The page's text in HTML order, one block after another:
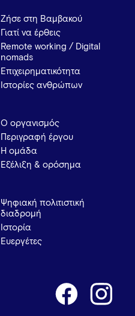
Ζήσε στη Βαμβακού
Γιατί να έρθεις
Remote working / Digital
nomads
Επιχειρηματικότητα
Ιστορίες ανθρώπων
Ο οργανισμός
Περιγραφή έργου
Η ομάδα
Εξέλιξη & ορόσημα
Ψηφιακή πολιτιστική
διαδρομή
Ιστορία
Ευεργέτες